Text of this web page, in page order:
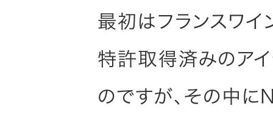
最初はフランスワイ
特許取得済みのア
のですが、その中